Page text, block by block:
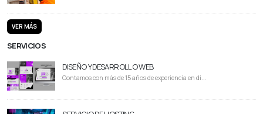
VER MÁS
SERVICIOS
DISEÑO Y DESARROLLO WEB
Contamos con más de 15 años de experiencia en di...